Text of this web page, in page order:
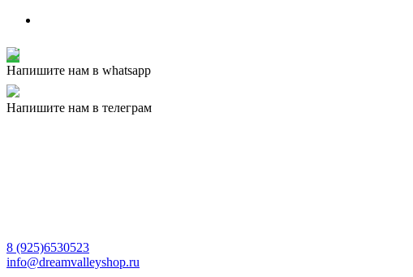
Напишите нам в whatsapp
Напишите нам в телеграм
8 (925)6530523
info@dreamvalleyshop.ru